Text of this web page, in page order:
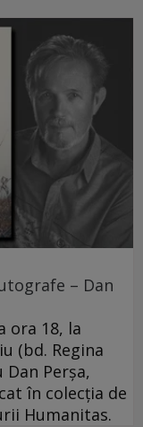
– Dan
ora 18, la
(bd. Regina
Perșa,
în colecția de
Humanitas.